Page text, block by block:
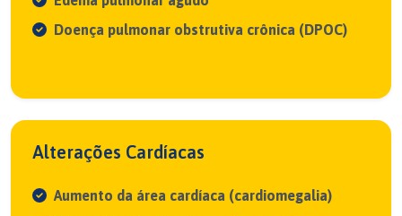
Doença pulmonar obstrutiva crônica (DPOC)
Alterações Cardíacas
Aumento da área cardíaca (cardiomegalia)